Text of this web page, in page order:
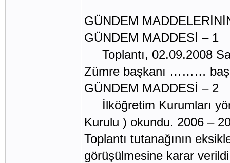
GÜNDEM
GÜNDEM MADDESİ – 1
Toplantı, 02.09.2008
Zümre başkanı ………
GÜNDEM MADDESİ – 2
İlköğretim Kurumları
Kurulu ) okundu. 2006 –
Toplantı tutanağının
görüşülmesine karar